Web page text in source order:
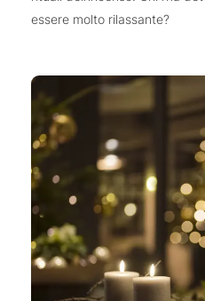
essere molto rilassante?